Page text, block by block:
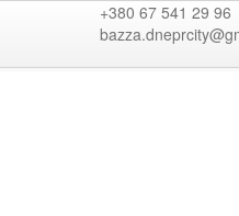
+380 67 541 29 96